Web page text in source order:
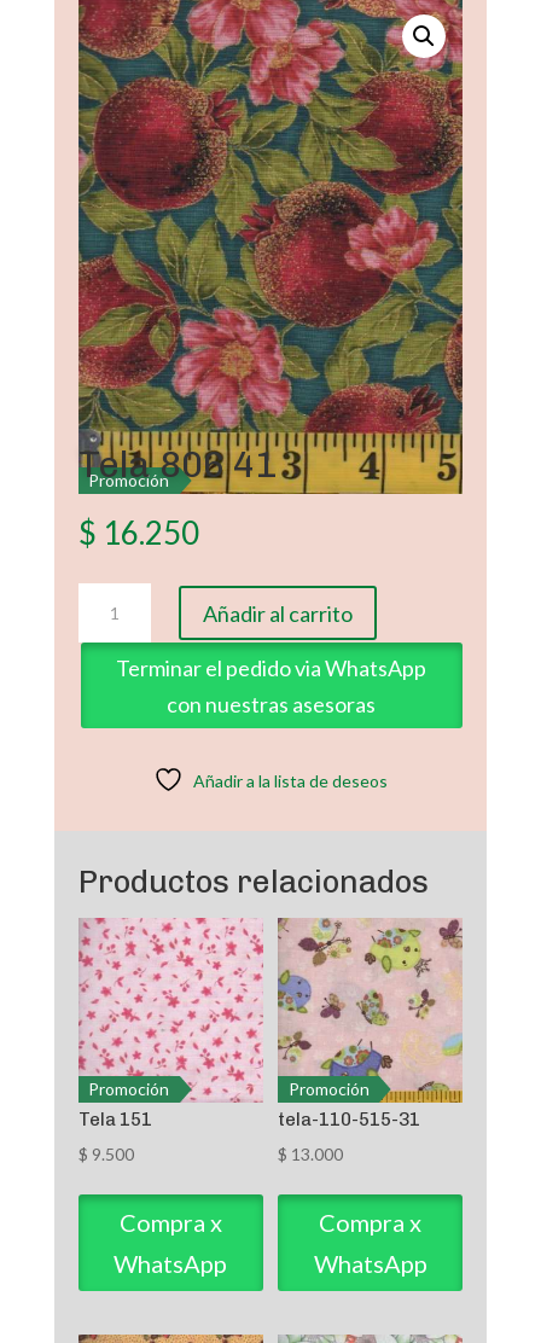
Promoción
Tela 806 41
$ 16.250
41
cantidad
Añadir al carrito
Terminar el pedido via WhatsApp
con nuestras asesoras
Añadir a la lista de deseos
Productos relacionados
Promoción
Tela 151
$ 9.500
Compra x
WhatsApp
Promoción
tela-110-515-31
$ 13.000
Compra x
WhatsApp